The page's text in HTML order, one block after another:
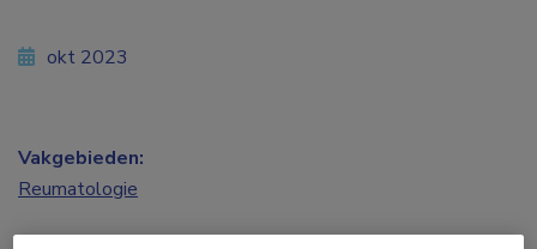
okt 2023
Vakgebieden:
Reumatologie